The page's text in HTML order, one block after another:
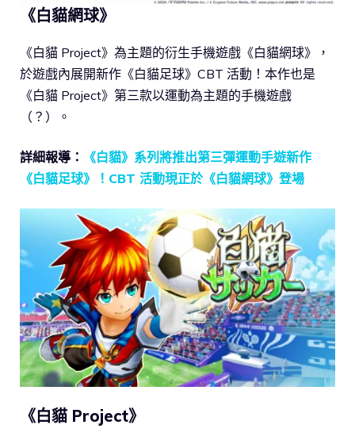
《白貓網球》
《白貓 Project》為主題的衍生手機遊戲《白貓網球》，
於遊戲內展開新作《白貓足球》CBT 活動！本作也是
《白貓 Project》第三款以運動為主題的手機遊戲
（？）。
詳細報導：
《白貓》系列將推出第三彈運動手遊新作
《白貓足球》！CBT 活動現正於《白貓網球》登場
《白貓 Project》